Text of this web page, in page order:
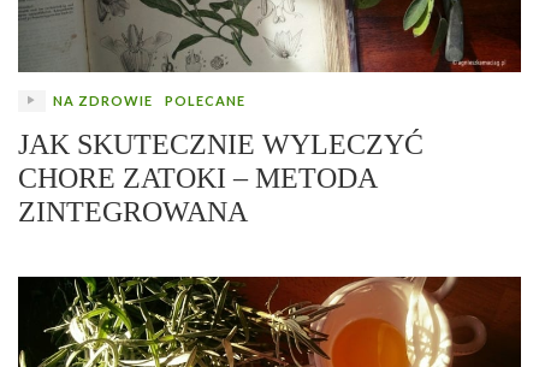
NA ZDROWIE POLECANE
JAK SKUTECZNIE WYLECZYĆ
CHORE ZATOKI – METODA
ZINTEGROWANA